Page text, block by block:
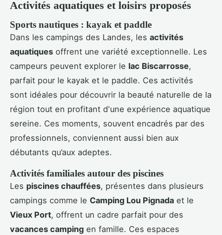
Activités aquatiques et loisirs proposés
Sports nautiques : kayak et paddle
Dans les campings des Landes, les activités
aquatiques offrent une variété exceptionnelle. Les
campeurs peuvent explorer le lac Biscarrosse,
parfait pour le kayak et le paddle. Ces activités
sont idéales pour découvrir la beauté naturelle de la
région tout en profitant d'une expérience aquatique
sereine. Ces moments, souvent encadrés par des
professionnels, conviennent aussi bien aux
débutants qu’aux adeptes.
Activités familiales autour des piscines
Les piscines chauffées, présentes dans plusieurs
campings comme le Camping Lou Pignada et le
Vieux Port, offrent un cadre parfait pour des
vacances camping en famille. Ces espaces